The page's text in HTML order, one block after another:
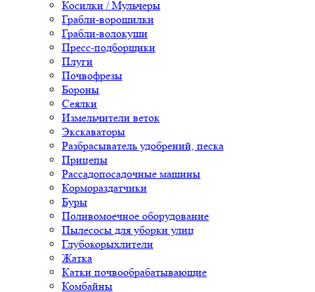
Косилки / Мульчеры
Грабли-ворошилки
Грабли-волокуши
Пресс-подборщики
Плуги
Почвофрезы
Бороны
Сеялки
Измельчители веток
Экскаваторы
Разбрасыватель удобрений, песка
Прицепы
Рассадопосадочные машины
Кормораздатчики
Буры
Поливомоечное оборудование
Пылесосы для уборки улиц
Глубокорыхлители
Жатка
Катки почвообрабатывающие
Комбайны